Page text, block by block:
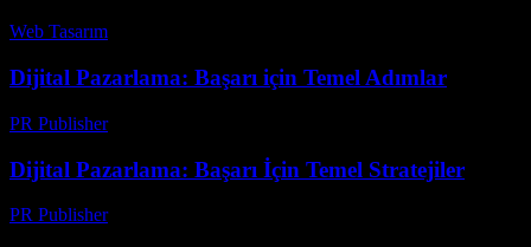
Web Tasarım
Dijital Pazarlama: Başarı için Temel Adımlar
PR Publisher-
Dijital Pazarlama: Başarı İçin Temel Stratejiler
PR Publisher-